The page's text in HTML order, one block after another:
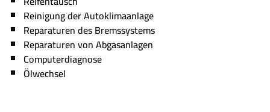
Reinigung der Autoklimaanlage
Reparaturen des Bremssystems
Reparaturen von Abgasanlagen
Computerdiagnose
Ölwechsel